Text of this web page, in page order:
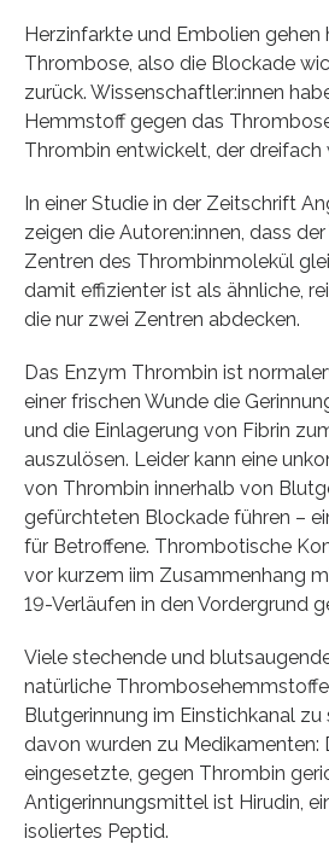
Herzinfarkte und Embolien gehen
Thrombose, also die Blockade
zurück. Wissenschaftler:innen
Hemmstoff gegen das
Thrombin entwickelt, der dreifach
In einer Studie in der Zeitschrift
zeigen die Autoren:innen, dass
Zentren des Thrombinmolekül
damit effizienter ist als ähnliche,
die nur zwei Zentren abdecken.
Das Enzym Thrombin ist
einer frischen Wunde die
und die Einlagerung von Fibrin
auszulösen. Leider kann eine
von Thrombin innerhalb von
gefürchteten Blockade führen –
für Betroffene. Thrombotische
vor kurzem iim Zusammenhang
19-Verläufen in den Vordergrund
Viele stechende und
natürliche
Blutgerinnung im Einstichkanal zu
davon wurden zu Medikamenten:
eingesetzte, gegen Thrombin
Antigerinnungsmittel ist Hirudin,
isoliertes Peptid.